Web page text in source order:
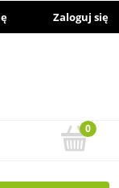
Zaloguj się